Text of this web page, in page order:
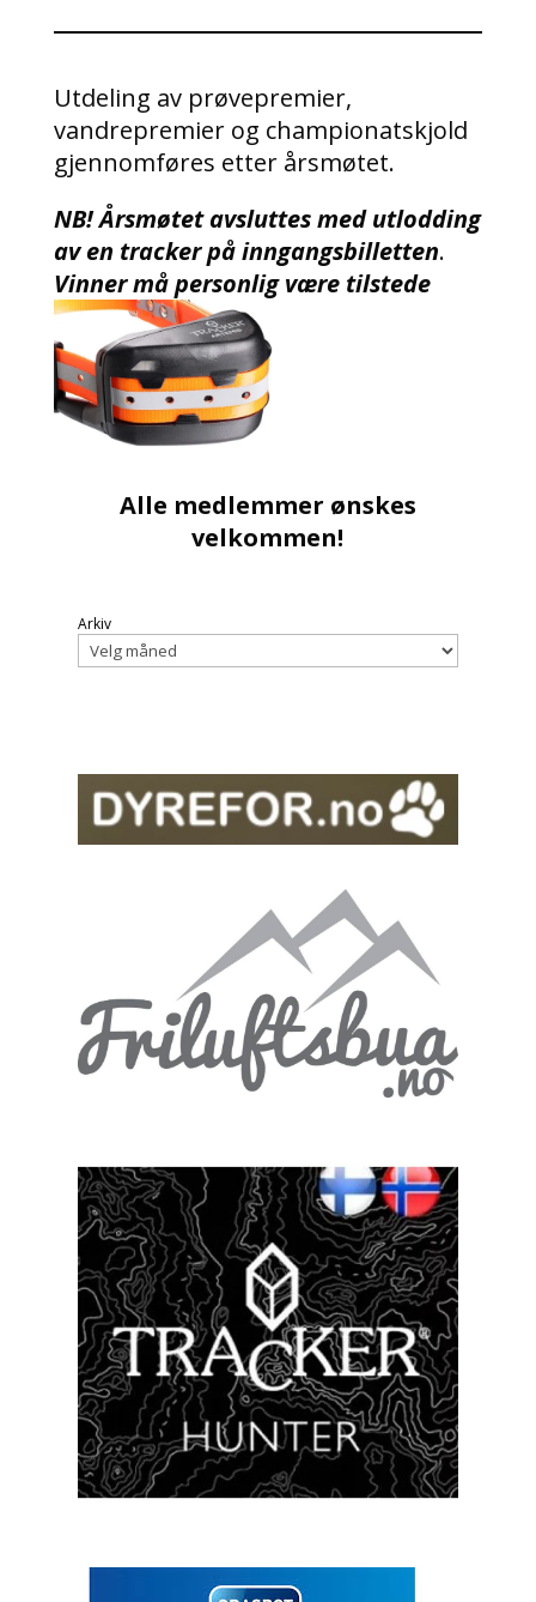
Utdeling av prøvepremier,
vandrepremier og championatskjold
gjennomføres etter årsmøtet.
NB! Årsmøtet avsluttes med utlodding
av en tracker på inngangsbilletten.
Vinner må personlig være tilstede
Alle medlemmer ønskes
velkommen!
Arkiv